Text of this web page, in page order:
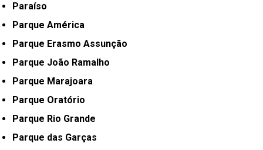
Paraíso
Parque América
Parque Erasmo Assunção
Parque João Ramalho
Parque Marajoara
Parque Oratório
Parque Rio Grande
Parque das Garças